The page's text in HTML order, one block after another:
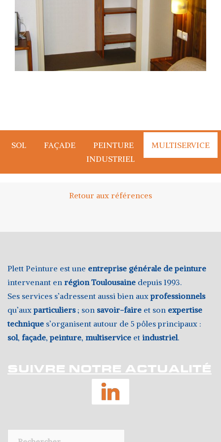
SOL FAÇADE PEINTURE
MULTISERVICE
INDUSTRIEL
Retour aux références
Plett Peinture est une entreprise générale de peinture
intervenant en région Toulousaine depuis 1993.
Ses services s’adressent aussi bien auxprofessionnels
qu’auxparticuliers; son savoir-faire et son expertise
technique s’organisent autour de 5 pôles principaux :
sol, façade,peinture, multiservice et industriel.
SUIVRE NOTRE ACTUALITÉ